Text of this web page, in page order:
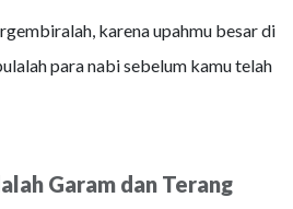
karena upahmu besar di
para nabi sebelum kamu telah
Garam dan Terang